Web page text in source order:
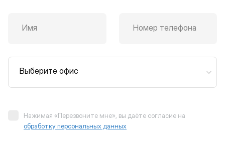
Имя Номер телефона
Выберите офис
Нажимая «Перезвоните мне», вы даёте согласие на
обработку персональных данных